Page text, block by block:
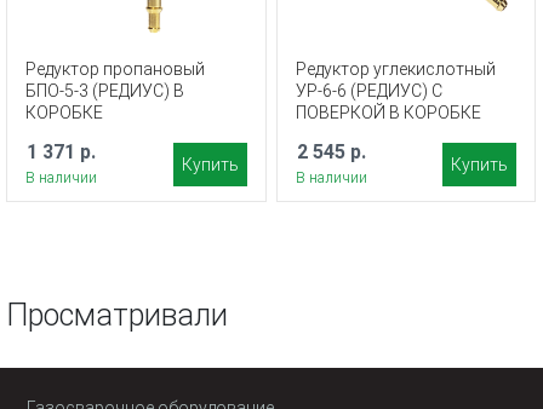
Редуктор пропановый
БПО-5-3 (РЕДИУС) В
КОРОБКЕ
1 371 р.
В наличии
Купить
Редуктор углекислотный
УР-6-6 (РЕДИУС) С
ПОВЕРКОЙ В КОРОБКЕ
2 545 р.
В наличии
Купить
Просматривали